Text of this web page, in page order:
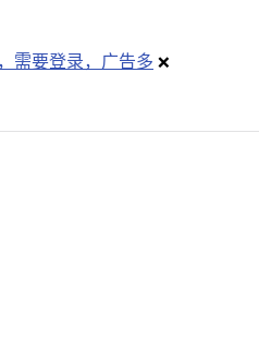
，需要登录，广告多 ❌